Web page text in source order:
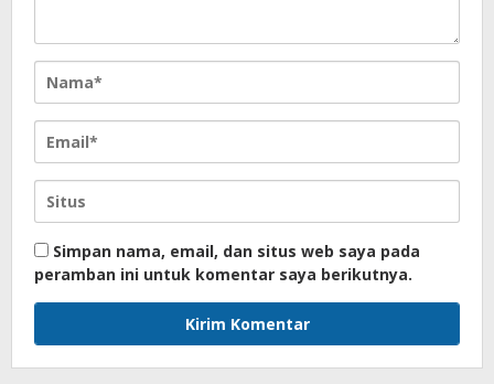
Simpan nama, email, dan situs web saya pada
peramban ini untuk komentar saya berikutnya.